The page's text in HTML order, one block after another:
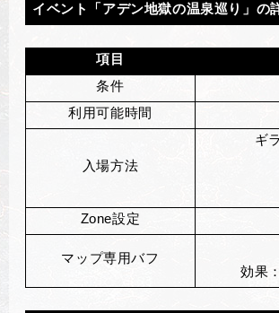
イベント「アデン地獄の温泉巡り」の
項目
条件
利用可能時間
入場方法
ギ
Zone設定
マップ専用バフ
効果